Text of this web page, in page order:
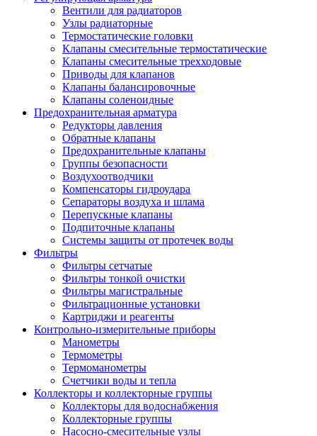
Вентили для радиаторов
Узлы радиаторные
Термостатические головки
Клапаны смесительные термостатические
Клапаны смесительные трехходовые
Приводы для клапанов
Клапаны балансировочные
Клапаны соленоидные
Предохранительная арматура
Редукторы давления
Обратные клапаны
Предохранительные клапаны
Группы безопасности
Воздухоотводчики
Компенсаторы гидроудара
Сепараторы воздуха и шлама
Перепускные клапаны
Подпиточные клапаны
Системы защиты от протечек воды
Фильтры
Фильтры сетчатые
Фильтры тонкой очистки
Фильтры магистральные
Фильтрационные установки
Картриджи и реагенты
Контрольно-измерительные приборы
Манометры
Термометры
Термоманометры
Счетчики воды и тепла
Коллекторы и коллекторные группы
Коллекторы для водоснабжения
Коллекторные группы
Насосно-смесительные узлы